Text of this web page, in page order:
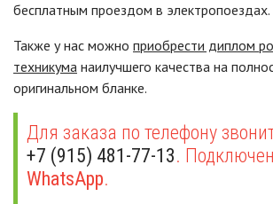
бесплатным проездом в электропоездах.
Также у нас можно приобрести диплом
техникума наилучшего качества на
оригинальном бланке.
Для заказа по телефону
+7 (915) 481-77-13.
WhatsApp.